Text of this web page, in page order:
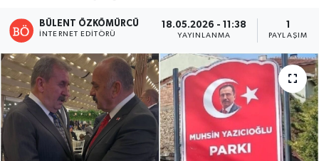
BÜLENT ÖZKÖMÜRCÜ
İNTERNET EDITÖRÜ
18.05.2026 - 11:38
YAYINLANMA
1
PAYLAŞIM